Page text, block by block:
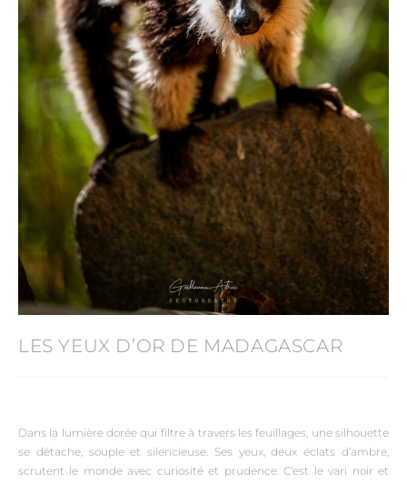
LES YEUX D’OR DE MADAGASCAR
Dans la lumière dorée qui filtre à travers les feuillages, une silhouette
se détache, souple et silencieuse. Ses yeux, deux éclats d’ambre,
scrutent le monde avec curiosité et prudence. C’est le vari noir et